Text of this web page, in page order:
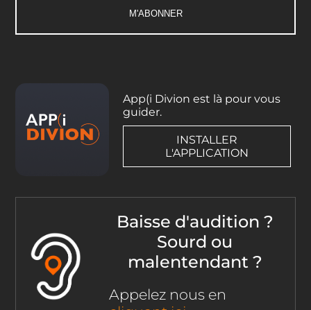
App(i Divion est là pour vous
guider.
INSTALLER
L'APPLICATION
Baisse d'audition ?
Sourd ou
malentendant ?
Appelez nous en